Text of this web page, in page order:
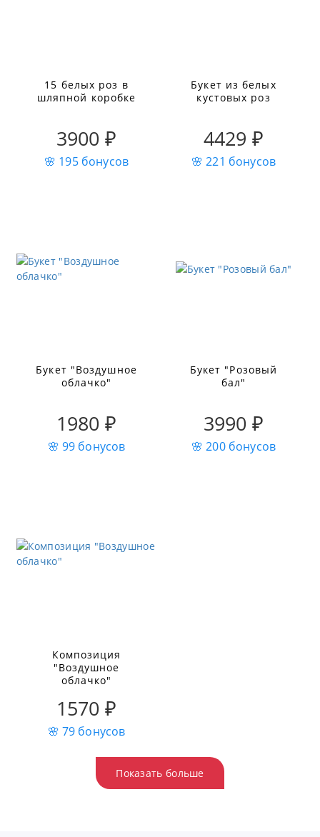
15 белых роз в
шляпной коробке
3900 ₽
🌸 195 бонусов
Букет из белых
кустовых роз
4429 ₽
🌸 221 бонусов
Букет "Воздушное
облачко"
1980 ₽
🌸 99 бонусов
Букет "Розовый
бал"
3990 ₽
🌸 200 бонусов
Композиция
"Воздушное
облачко"
1570 ₽
🌸 79 бонусов
Показать больше